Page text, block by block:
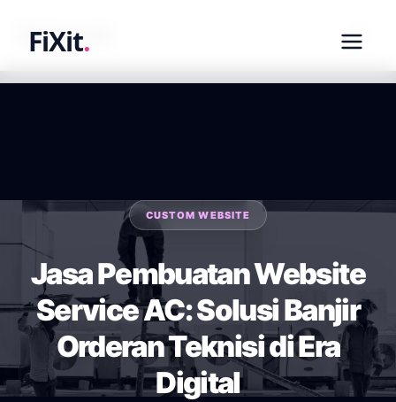
FiXit.
fixit.co.id
CUSTOM WEBSITE
Jasa Pembuatan Website
Service AC: Solusi Banjir
Orderan Teknisi di Era
Digital